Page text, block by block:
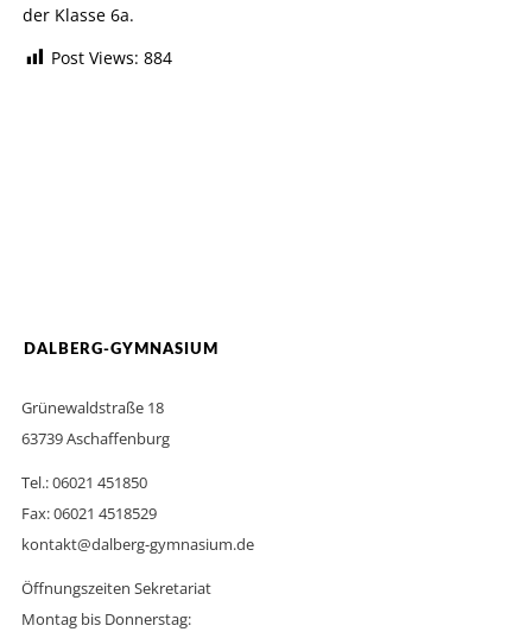
der Klasse 6a.
Post Views: 884
DALBERG-GYMNASIUM
Grünewaldstraße 18
63739 Aschaffenburg
Tel.: 06021 451850
Fax: 06021 4518529
kontakt@dalberg-gymnasium.de
Öffnungszeiten Sekretariat
Montag bis Donnerstag: